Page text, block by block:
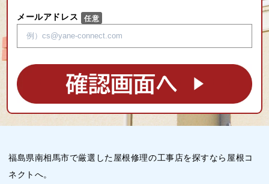
メールアドレス
福島県南相馬市で厳選した屋根修理の工事店を探すなら屋根コ
ネクトへ。